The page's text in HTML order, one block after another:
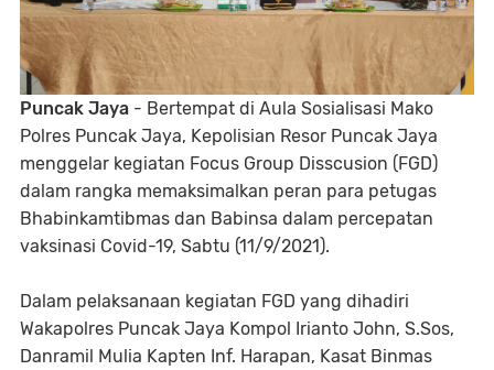
Puncak Jaya - Bertempat di Aula Sosialisasi Mako
Polres Puncak Jaya, Kepolisian Resor Puncak Jaya
menggelar kegiatan Focus Group Disscusion (FGD)
dalam rangka memaksimalkan peran para petugas
Bhabinkamtibmas dan Babinsa dalam percepatan
vaksinasi Covid-19, Sabtu (11/9/2021).
Dalam pelaksanaan kegiatan FGD yang dihadiri
Wakapolres Puncak Jaya Kompol Irianto John, S.Sos,
Danramil Mulia Kapten Inf. Harapan, Kasat Binmas